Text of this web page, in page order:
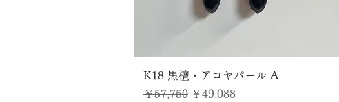
K18 黒檀・アコヤパール A
通常価格
￥57,750 セール価格
￥49,088